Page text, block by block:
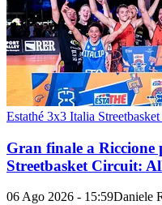
Estathé 3x3 Italia
Gran finale a
Streetbasket Circuit:
06 Ago 2026 - 15:59Daniele